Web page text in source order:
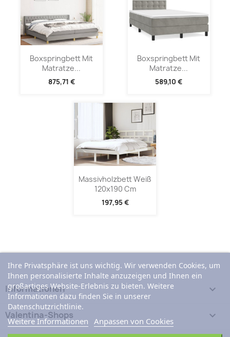
Boxspringbett Mit
Matratze...
875,71 €
Boxspringbett Mit
Matratze...
589,10 €
Massivholzbett Weiß
120x190 Cm
197,95 €
Informationen 
Valentina-Shops 
Ihre Privatsphäre ist uns wichtig. Wir verwenden Cookies, um
Ihnen personalisierte Inhalte anzuzeigen und Ihnen ein
großartiges Website-Erlebnis zu bieten. Weitere
Informationen dazu finden Sie in unserer
Datenschutzrichtlinie.
Weitere Informationen Anpassen von Cookies